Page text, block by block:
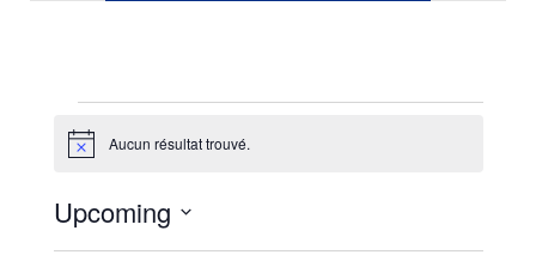
Notice Aucun résultat trouvé.
Upcoming